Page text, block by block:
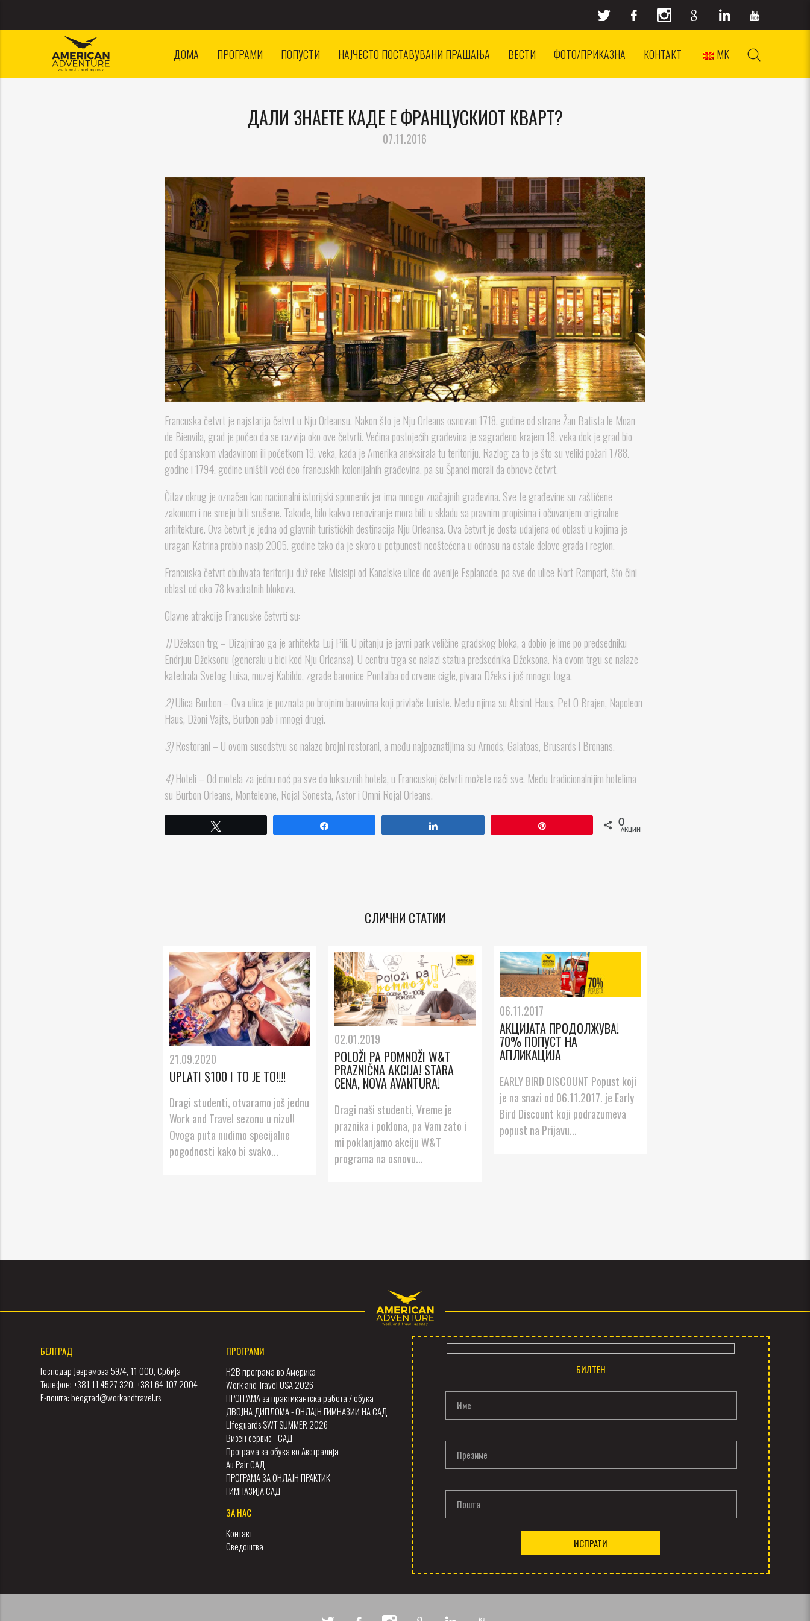
ДОМА ПРОГРАМИ ПОПУСТИ НАЈЧЕСТО ПОСТАВУВАНИ ПРАШАЊА ВЕСТИ ФОТО/ПРИКАЗНА КОНТАКТ MK
ДАЛИ ЗНАЕТЕ КАДЕ Е ФРАНЦУСКИОТ КВАРТ?
07.11.2016
Francuska četvrt je najstarija četvrt u Nju Orleansu. Nakon što je Nju Orleans osnovan 1718. godine od strane Žan Batista le Moan
de Bienvila, grad je počeo da se razvija oko ove četvrti. Većina postojećih građevina je sagrađeno krajem 18. veka dok je grad bio
pod španskom vladavinom ili početkom 19. veka, kada je Amerika aneksirala tu teritoriju. Razlog za to je što su veliki požari 1788.
godine i 1794. godine uništili veći deo francuskih kolonijalnih građevina, pa su Španci morali da obnove četvrt.
Čitav okrug je označen kao nacionalni istorijski spomenik jer ima mnogo značajnih građevina. Sve te građevine su zaštićene
zakonom i ne smeju biti srušene. Takođe, bilo kakvo renoviranje mora biti u skladu sa pravnim propisima i očuvanjem originalne
arhitekture. Ova četvrt je jedna od glavnih turističkih destinacija Nju Orleansa. Ova četvrt je dosta udaljena od oblasti u kojima je
uragan Katrina probio nasip 2005. godine tako da je skoro u potpunosti neoštećena u odnosu na ostale delove grada i region.
Francuska četvrt obuhvata teritoriju duž reke Misisipi od Kanalske ulice do avenije Esplanade, pa sve do ulice Nort Rampart, što čini
oblast od oko 78 kvadratnih blokova.
Glavne atrakcije Francuske četvrti su:
1)Džekson trg – Dizajnirao ga je arhitekta Luj Pili. U pitanju je javni park veličine gradskog bloka, a dobio je ime po predsedniku
Endrjuu Džeksonu (generalu u bici kod Nju Orleansa). U centru trga se nalazi statua predsednika Džeksona. Na ovom trgu se nalaze
katedrala Svetog Luisa, muzej Kabildo, zgrade baronice Pontalba od crvene cigle, pivara Džeks i još mnogo toga.
2)Ulica Burbon – Ova ulica je poznata po brojnim barovima koji privlače turiste. Među njima su Absint Haus, Pet O Brajen, Napoleon
Haus, Džoni Vajts, Burbon pab i mnogi drugi.
3)Restorani – U ovom susedstvu se nalaze brojni restorani, a među najpoznatijima su Arnods, Galatoas, Brusards i Brenans.
4)Hoteli – Od motela za jednu noć pa sve do luksuznih hotela, u Francuskoj četvrti možete naći sve. Među tradicionalnijim hotelima
su Burbon Orleans, Monteleone, Rojal Sonesta, Astor i Omni Rojal Orleans.
0
АКЦИИ
СЛИЧНИ СТАТИИ
21.09.2020
UPLATI $100 I TO JE TO!!!!
Dragi studenti, otvaramo još jednu
Work and Travel sezonu u nizu!!
Ovoga puta nudimo specijalne
pogodnosti kako bi svako...
02.01.2019
POLOŽI PA POMNOŽI W&T
PRAZNIČNA AKCIJA! STARA
CENA, NOVA AVANTURA!
Dragi naši studenti, Vreme je
praznika i poklona, pa Vam zato i
mi poklanjamo akciju W&T
programa na osnovu...
06.11.2017
АКЦИЈАТА ПРОДОЛЖУВА!
70% ПОПУСТ НА
АПЛИКАЦИЈА
EARLY BIRD DISCOUNT Popust koji
je na snazi od 06.11.2017. je Early
Bird Discount koji podrazumeva
popust na Prijavu...
БЕЛГРАД
Господар Јевремова 59/4, 11 000, Србија
Телефон: +381 11 4527 320, +381 64 107 2004
Е-пошта: beograd@workandtravel.rs
ПРОГРАМИ
H2B програма во Америка
Work and Travel USA 2026
ПРОГРАМА за практикантска работа / обука
ДВОЈНА ДИПЛОМА - ОНЛАЈН ГИМНАЗИИ НА САД
Lifeguards SWT SUMMER 2026
Визен сервис - САД
Програма за обука во Австралија
Au Pair САД
ПРОГРАМА ЗА ОНЛАЈН ПРАКТИК
ГИМНАЗИЈА САД
ЗА НАС
Контакт
Сведоштва
БИЛТЕН
Име
Презиме
Пошта